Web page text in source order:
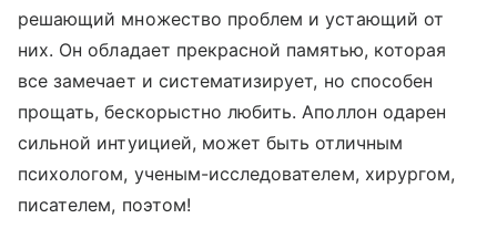
решающий множество проблем и устающий от
них. Он обладает прекрасной памятью, которая
все замечает и систематизирует, но способен
прощать, бескорыстно любить. Аполлон одарен
сильной интуицией, может быть отличным
психологом, ученым-исследователем, хирургом,
писателем, поэтом!